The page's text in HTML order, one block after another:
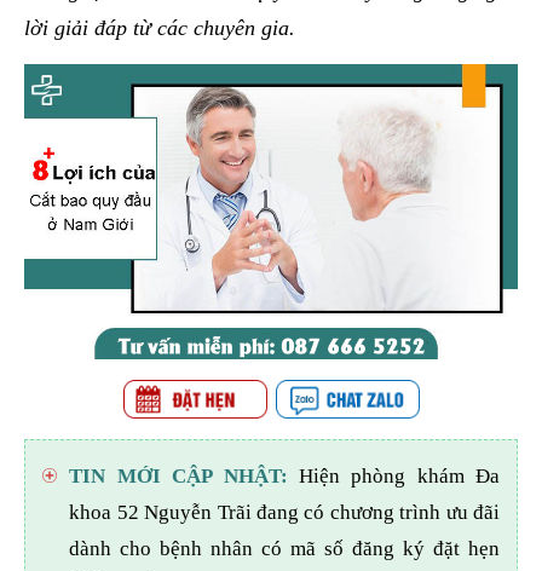
lời giải đáp từ các chuyên gia.
TIN MỚI CẬP NHẬT: Hiện phòng khám Đa
khoa 52 Nguyễn Trãi đang có chương trình ưu đãi
dành cho bệnh nhân có mã số đăng ký đặt hẹn